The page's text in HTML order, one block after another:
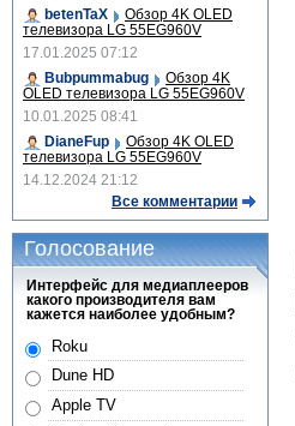
betenTaX
Обзор 4K OLED
телевизора LG 55EG960V
17.01.2025 07:12
Bubpummabug
Обзор 4K
OLED телевизора LG 55EG960V
10.01.2025 08:41
DianeFup
Обзор 4K OLED
телевизора LG 55EG960V
14.12.2024 21:12
Все комментарии
Голосование
Интерфейс для медиаплееров
какого производителя вам
кажется наиболее удобным?
Roku
Dune HD
Apple TV